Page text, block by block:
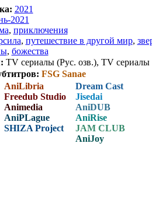
2021
2021
, приключения
, путешествие в другой мир,
, божества
TV сериалы (Рус. озв.), TV сериалы
FSG Sanae
AniLibria
Freedub Studio
Animedia
AniPLague
SHIZA Project
Dream Cast
Jisedai
AniDUB
AniRise
JAM CLUB
AniJoy